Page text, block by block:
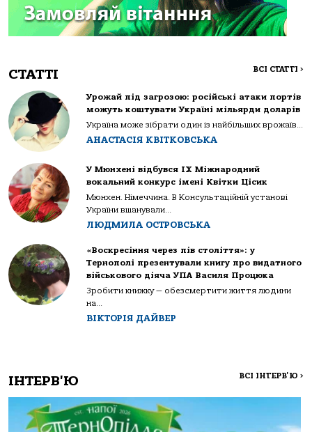
СТАТТІ ВСІ СТАТТІ >
Урожай під загрозою: російські атаки портів
можуть коштувати Україні мільярди доларів
Україна може зібрати один із найбільших врожаїв...
АНАСТАСІЯ КВІТКОВСЬКА
У Мюнхені відбувся IX Міжнародний
вокальний конкурс імені Квітки Цісик
Мюнхен. Німеччина. В Консультаційній установі
України вшанували...
ЛЮДМИЛА ОСТРОВСЬКА
«Воскресіння через пів століття»: у
Тернополі презентували книгу про видатного
військового діяча УПА Василя Процюка
Зробити книжку — обезсмертити життя людини
на...
ВІКТОРІЯ ДАЙВЕР
ІНТЕРВ'Ю ВСІ ІНТЕРВ'Ю >